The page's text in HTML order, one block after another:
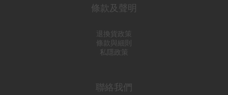
條款及聲明
退換貨政策
條款與細則
私隱政策
聯絡我們